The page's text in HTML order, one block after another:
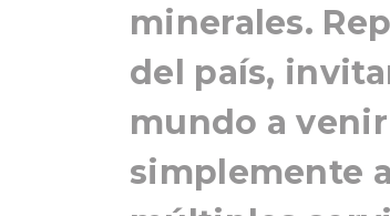
minerales.
del país,
mundo a
simplemente